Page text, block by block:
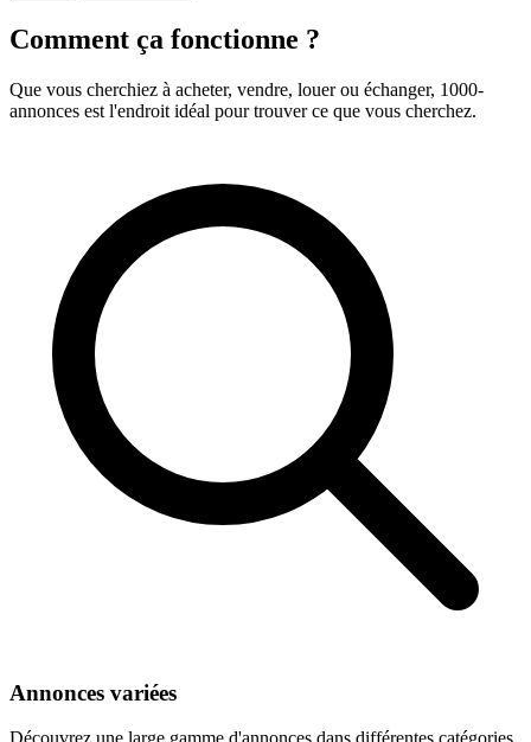
Comment ça fonctionne ?
Que vous cherchiez à acheter, vendre, louer ou échanger, 1000-
annonces est l'endroit idéal pour trouver ce que vous cherchez.
Annonces variées